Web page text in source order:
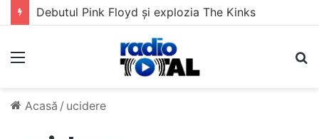
Debutul Pink Floyd și explozia The Kinks
Meniu
Acasă / ucidere